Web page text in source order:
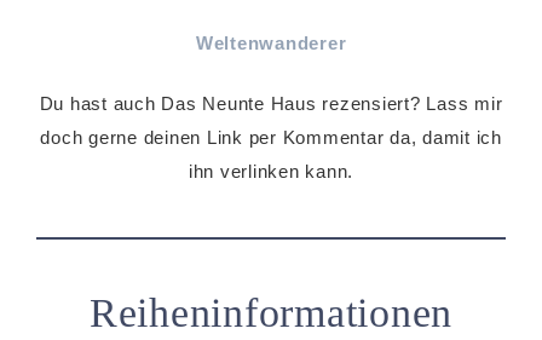
Weltenwanderer
Du hast auch Das Neunte Haus rezensiert? Lass mir
doch gerne deinen Link per Kommentar da, damit ich
ihn verlinken kann.
Reiheninformationen